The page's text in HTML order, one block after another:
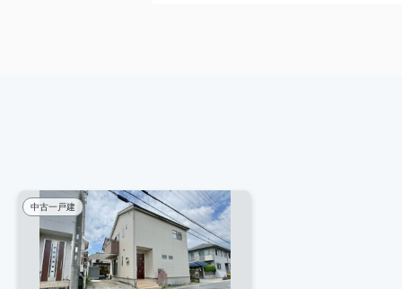
中古一戸建